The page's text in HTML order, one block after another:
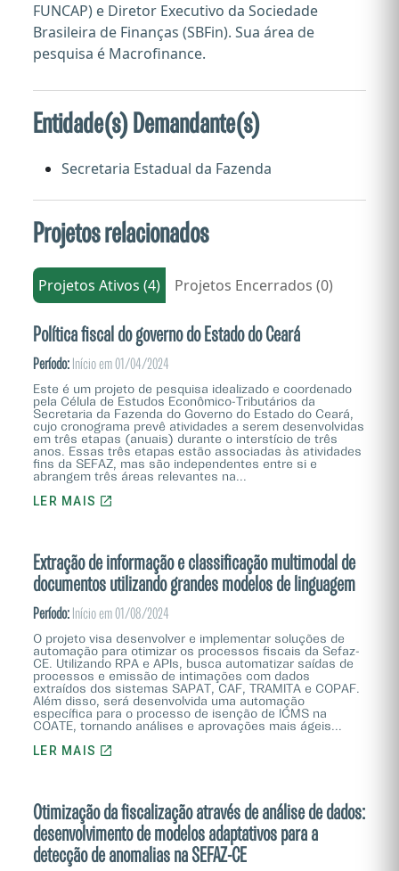
FUNCAP) e Diretor Executivo da Sociedade
Brasileira de Finanças (SBFin). Sua área de
pesquisa é Macrofinance.
Entidade(s) Demandante(s)
Secretaria Estadual da Fazenda
Projetos relacionados
Projetos Ativos (4) Projetos Encerrados (0)
Política fiscal do governo do Estado do Ceará
Período: Início em 01/04/2024
Este é um projeto de pesquisa idealizado e coordenado
pela Célula de Estudos Econômico-Tributários da
Secretaria da Fazenda do Governo do Estado do Ceará,
cujo cronograma prevê atividades a serem desenvolvidas
em três etapas (anuais) durante o interstício de três
anos. Essas três etapas estão associadas às atividades
fins da SEFAZ, mas são independentes entre si e
abrangem três áreas relevantes na...
LER MAIS
Extração de informação e classificação multimodal de
documentos utilizando grandes modelos de linguagem
Período: Início em 01/08/2024
O projeto visa desenvolver e implementar soluções de
automação para otimizar os processos fiscais da Sefaz-
CE. Utilizando RPA e APIs, busca automatizar saídas de
processos e emissão de intimações com dados
extraídos dos sistemas SAPAT, CAF, TRAMITA e COPAF.
Além disso, será desenvolvida uma automação
específica para o processo de isenção de ICMS na
COATE, tornando análises e aprovações mais ágeis...
LER MAIS
Otimização da fiscalização através de análise de dados:
desenvolvimento de modelos adaptativos para a
detecção de anomalias na SEFAZ-CE